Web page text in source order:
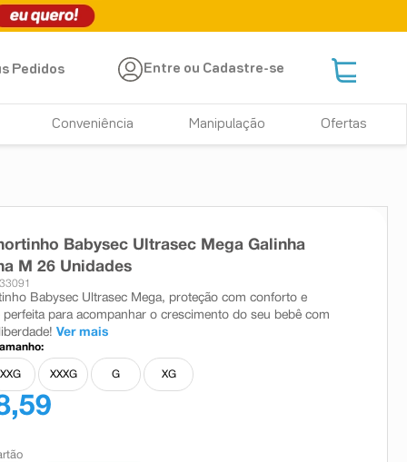
Pedidos Entre ou Cadastre-se
Conveniência Manipulação Ofertas
Babysec Ultrasec Mega Galinha
M 26 Unidades
Babysec Ultrasec Mega, proteção com conforto e
perfeita para acompanhar o crescimento do seu bebê com
Ver mais
XXG XXXG G XG